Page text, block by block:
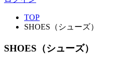
TOP
SHOES（シューズ）
SHOES（シューズ）